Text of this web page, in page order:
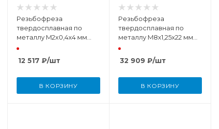
Резьбофреза
твердосплавная по
металлу M2x0,4x4 мм
TiSiN
12 517 ₽/шт
В КОРЗИНУ
Резьбофреза
твердосплавная по
металлу M8x1,25x22 мм
TiSiN с внутренней
подачей СОЖ
32 909 ₽/шт
В КОРЗИНУ